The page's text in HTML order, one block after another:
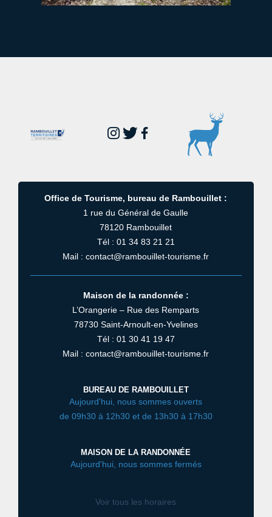
Office de Tourisme, bureau de Rambouillet :
1 rue du Général de Gaulle
78120 Rambouillet
Tél : 01 34 83 21 21
Mail : contact@rambouillet-tourisme.fr
Maison de la randonnée :
L’Orangerie – Rue des Remparts
78730 Saint-Arnoult-en-Yvelines
Tél : 01 30 41 19 47
Mail : contact@rambouillet-tourisme.fr
BUREAU DE RAMBOUILLET
Aujourd'hui, nous sommes ouverts
de 09h30 à 12h30 et de 13h30 à 17h30
MAISON DE LA RANDONNÉE
Aujourd'hui, nous sommes fermés
Voir tous les horaires